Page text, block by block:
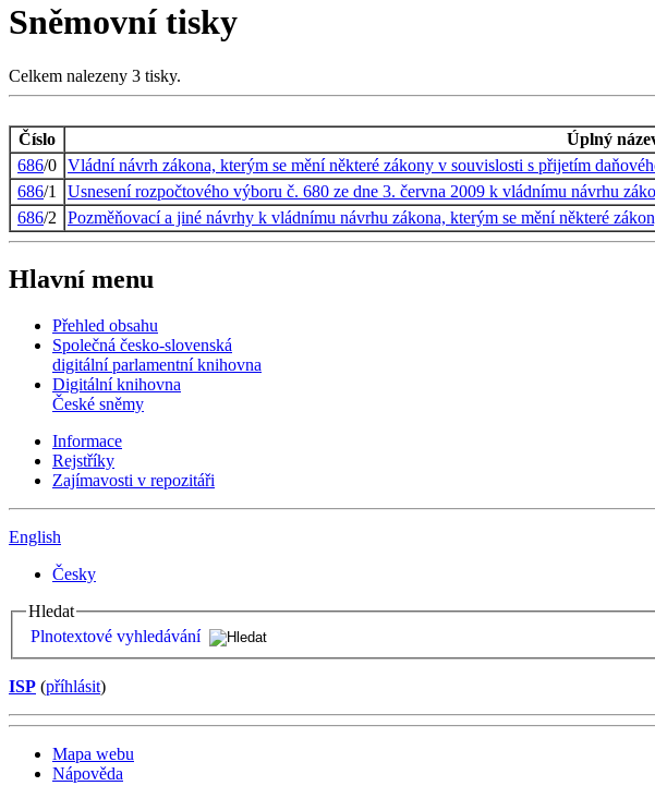
Sněmovní tisky
Celkem nalezeny 3 tisky.
Číslo Úplný
686/0 Vládní návrh zákona, kterým se mění některé zákony v souvislosti s přijetím
686/1 Usnesení rozpočtového výboru č. 680 ze dne 3. června 2009 k vládnímu návrhu
686/2 Pozměňovací a jiné návrhy k vládnímu návrhu zákona, kterým se mění některé
Hlavní menu
Přehled obsahu
Společná česko-slovenská
digitální parlamentní knihovna
Digitální knihovna
České sněmy
Informace
Rejstříky
Zajímavosti v repozitáři
English
Česky
Hledat
Plnotextové vyhledávání
ISP (příhlásit)
Mapa webu
Nápověda